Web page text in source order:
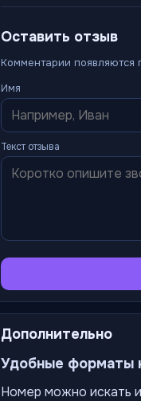
Оставить отзыв
Комментарии появляются
Имя
Текст отзыва
Дополнительно
Удобные форматы
Номер можно искать